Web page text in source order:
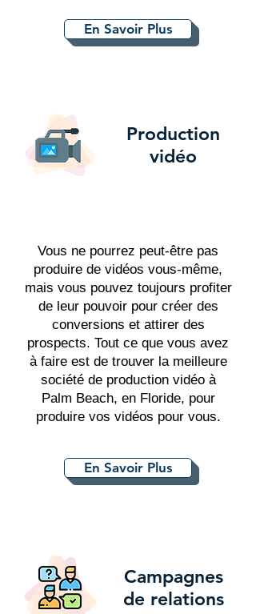
En Savoir Plus
Production
vidéo
Vous ne pourrez peut-être pas
produire de vidéos vous-même,
mais vous pouvez toujours profiter
de leur pouvoir pour créer des
conversions et attirer des
prospects. Tout ce que vous avez
à faire est de trouver la meilleure
société de production vidéo à
Palm Beach, en Floride, pour
produire vos vidéos pour vous.
En Savoir Plus
Campagnes
de relations